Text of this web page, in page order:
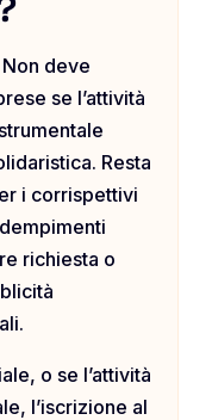
Non deve
se l’attività
Resta
i corrispettivi
richiesta o
o se l’attività
l’iscrizione al